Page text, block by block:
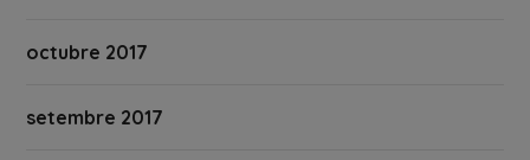
octubre 2017
setembre 2017